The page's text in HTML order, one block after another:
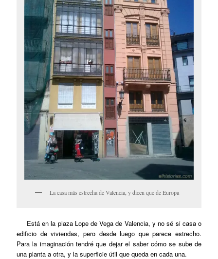
La casa más estrecha de Valencia, y dicen que de Europa
Está en la plaza Lope de Vega de Valencia, y no sé si casa o
edificio de viviendas, pero desde luego que parece estrecho.
Para la imaginación tendré que dejar el saber cómo se sube de
una planta a otra, y la superficie útil que queda en cada una.